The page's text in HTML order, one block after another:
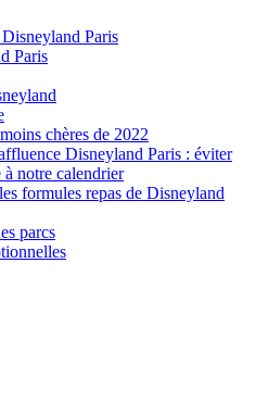
Paris
Paris
chères de 2022
Disneyland Paris : éviter
notre calendrier
formules repas de Disneyland
parcs